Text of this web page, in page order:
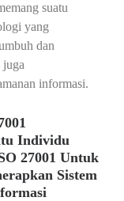
suatu
yang
dan
juga
informasi.
Individu
27001 Untuk
Sistem